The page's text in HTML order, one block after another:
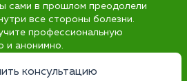
сами в прошлом преодолели
все стороны болезни.
профессиональную
и анонимно.
консультацию